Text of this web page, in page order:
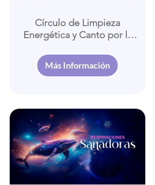
Círculo de Limpieza
Energética y Canto por la
Más Información